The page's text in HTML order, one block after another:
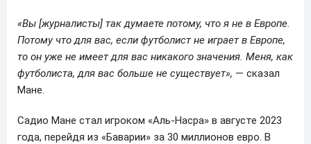
«Вы [журналисты] так думаете потому, что я не в Европе.
Потому что для вас, если футболист не играет в Европе,
то он уже не имеет для вас никакого значения. Меня, как
футболиста, для вас больше не существует», — сказал
Мане.
Садио Мане стал игроком «Аль-Насра» в августе 2023
года, перейдя из «Баварии» за 30 миллионов евро. В